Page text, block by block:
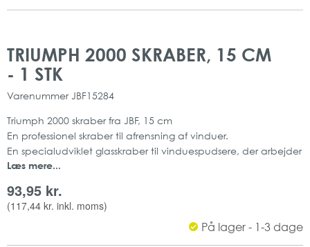
TRIUMPH 2000 SKRABER, 15 CM
- 1 STK
Varenummer JBF15284
Triumph 2000 skraber fra JBF, 15 cm
En professionel skraber til afrensning af vinduer.
En specialudviklet glasskraber til vinduespudsere, der arbejder
i højden.
standardmodeller.
15 cm
Læs mere...
93,95 kr.
(117,44 kr. inkl. moms)
På lager - 1-3 dage
slutningen
af
starten
af